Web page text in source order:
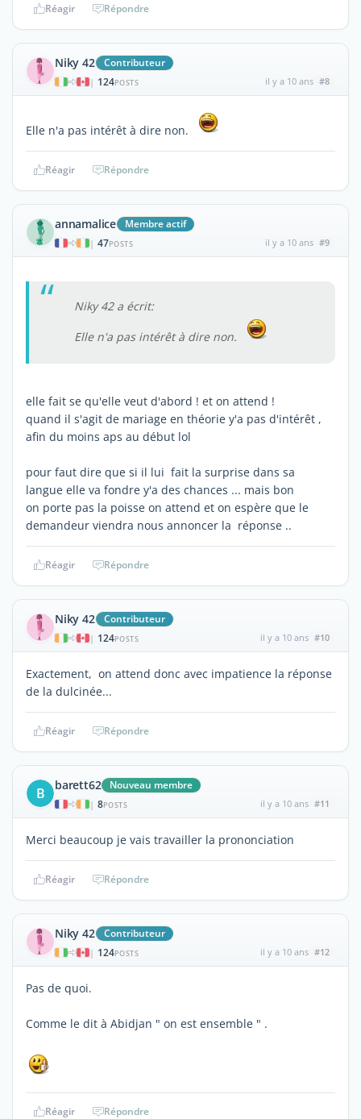
Réagir Répondre
Niky 42 Contributeur
| 124POSTS il y a 10 ans #8
Elle n'a pas intérêt à dire non.
Réagir Répondre
annamalice Membre actif
| 47POSTS il y a 10 ans #9
Niky 42 a écrit:
Elle n'a pas intérêt à dire non.
elle fait se qu'elle veut d'abord ! et on attend !
quand il s'agit de mariage en théorie y'a pas d'intérêt ,
afin du moins aps au début lol
pour faut dire que si il lui fait la surprise dans sa
langue elle va fondre y'a des chances ... mais bon
on porte pas la poisse on attend et on espère que le
demandeur viendra nous annoncer la réponse ..
Réagir Répondre
Niky 42 Contributeur
| 124POSTS il y a 10 ans #10
Exactement, on attend donc avec impatience la réponse
de la dulcinée...
Réagir Répondre
B barett62 Nouveau membre
| 8POSTS il y a 10 ans #11
Merci beaucoup je vais travailler la prononciation
Réagir Répondre
Niky 42 Contributeur
| 124POSTS il y a 10 ans #12
Pas de quoi.
Comme le dit à Abidjan " on est ensemble " .
Réagir Répondre